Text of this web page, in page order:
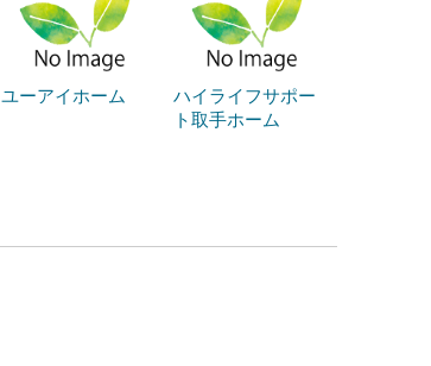
ユーアイホーム
ハイライフサポー
ト取手ホーム